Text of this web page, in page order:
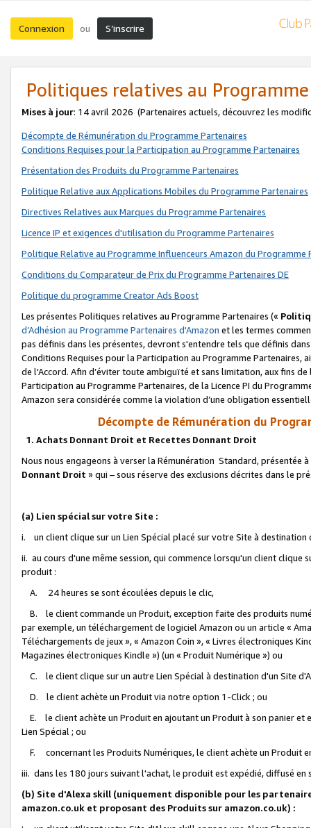
Connexion ou S’inscrire
Politiques relatives au
Mises à jour: 14 avril 2026 (Partenaires actuels, découvrez les
Décompte de Rémunération du Programme Partenaires
Conditions Requises pour la Participation au Programme Partenaires
Présentation des Produits du Programme Partenaires
Politique Relative aux Applications Mobiles du Programme Partenaires
Directives Relatives aux Marques du Programme Partenaires
Licence IP et exigences d'utilisation du Programme Partenaires
Politique Relative au Programme Influenceurs Amazon du Programme
Conditions du Comparateur de Prix du Programme Partenaires DE
Politique du programme Creator Ads Boost
Les présentes Politiques relatives au Programme Partenaires («
d’Adhésion au Programme Partenaires d'Amazon et les termes
pas définis dans les présentes, devront s'entendre tels que définis
Conditions Requises pour la Participation au Programme Partenaires,
de l'Accord. Afin d’éviter toute ambiguïté et sans limitation, aux fins
Participation au Programme Partenaires, de la Licence PI du
Amazon sera considérée comme la violation d’une obligation
Décompte de Rémunération du
1. Achats Donnant Droit et Recettes Donnant Droit
Nous nous engageons à verser la Rémunération Standard, présentée
Donnant Droit » qui – sous réserve des exclusions décrites dans le
(a) Lien spécial sur votre Site :
i. un client clique sur un Lien Spécial placé sur votre Site à destination
ii. au cours d'une même session, qui commence lorsqu'un client
produit :
A. 24 heures se sont écoulées depuis le clic,
B. le client commande un Produit, exception faite des produits
par exemple, un téléchargement de logiciel Amazon ou un article «
Téléchargements de jeux », « Amazon Coin », « Livres électroniques
Magazines électroniques Kindle ») (un « Produit Numérique ») ou
C. le client clique sur un autre Lien Spécial à destination d'un Site
D. le client achète un Produit via notre option 1-Click ; ou
E. le client achète un Produit en ajoutant un Produit à son panier et
Lien Spécial ; ou
F. concernant les Produits Numériques, le client achète un Produit
iii. dans les 180 jours suivant l'achat, le produit est expédié, diffusé
(b) Site d'Alexa skill (uniquement disponible pour les
amazon.co.uk et proposant des Produits sur amazon.co.uk) :